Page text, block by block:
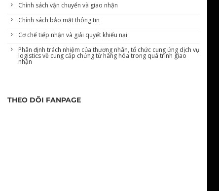
Chính sách vận chuyển và giao nhận
Chính sách bảo mật thông tin
Cơ chế tiếp nhận và giải quyết khiếu nại
Phân định trách nhiệm của thương nhân, tổ chức cung ứng dịch vụ
logistics về cung cấp chứng từ hàng hóa trong quá trình giao
nhận
THEO DÕI FANPAGE